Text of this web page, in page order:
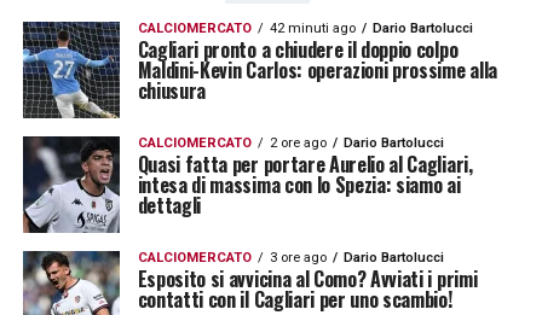
CALCIOMERCATO 42 minuti ago Dario Bartolucci
Cagliari pronto a chiudere il doppio colpo
Maldini-Kevin Carlos: operazioni prossime alla
chiusura
CALCIOMERCATO 2 ore ago Dario Bartolucci
Quasi fatta per portare Aurelio al Cagliari,
intesa di massima con lo Spezia: siamo ai
dettagli
CALCIOMERCATO 3 ore ago Dario Bartolucci
Esposito si avvicina al Como? Avviati i primi
contatti con il Cagliari per uno scambio!